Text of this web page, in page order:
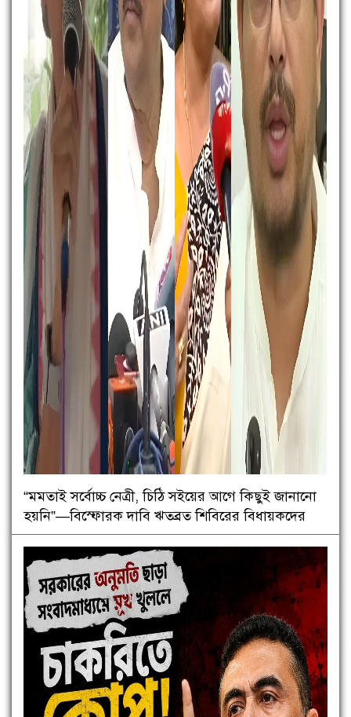
“মমতাই সর্বোচ্চ নেত্রী, চিঠি সইয়ের আগে কিছুই জানানো
হয়নি”—বিস্ফোরক দাবি ঋতব্রত শিবিরের বিধায়কদের